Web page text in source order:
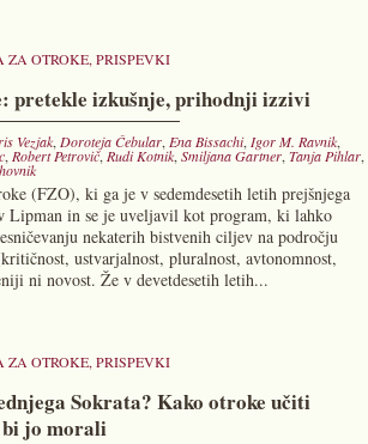
ZA OTROKE, PRISPEVKI
pretekle izkušnje, prihodnji izzivi
Vezjak, Doroteja Čebular, Ena Bissachi, Igor M. Ravnik,
, Robert Petrovič, Rudi Kotnik, Smiljana Gartner, Tanja Pihlar,
(FZO), ki ga je v sedemdesetih letih prejšnjega
Lipman in se je uveljavil kot program, ki lahko
nekaterih bistvenih ciljev na področju
ustvarjalnost, pluralnost, avtonomnost,
ni novost. Že v devetdesetih letih...
ZA OTROKE, PRISPEVKI
Sokrata? Kako otroke učiti
jo morali